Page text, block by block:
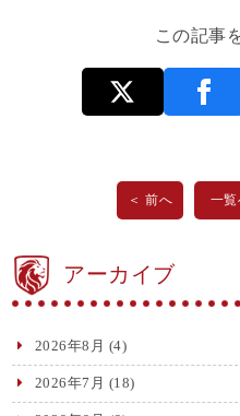
この記事
＜ 前へ 一覧
アーカイブ
2026年8月 (4)
2026年7月 (18)